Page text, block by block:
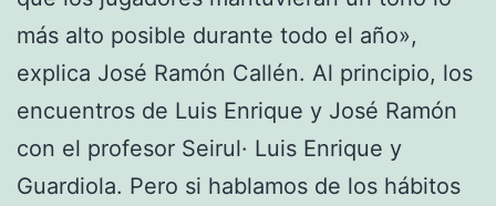
más alto posible durante todo el año»,
explica José Ramón Callén. Al principio, los
encuentros de Luis Enrique y José Ramón
con el profesor Seirul· Luis Enrique y
Guardiola. Pero si hablamos de los hábitos